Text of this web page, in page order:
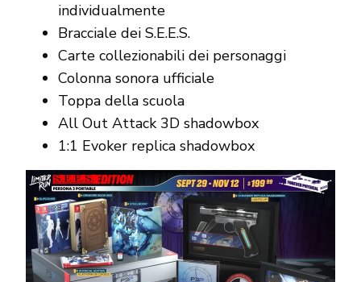
individualmente
Bracciale dei S.E.E.S.
Carte collezionabili dei personaggi
Colonna sonora ufficiale
Toppa della scuola
All Out Attack 3D shadowbox
1:1 Evoker replica shadowbox